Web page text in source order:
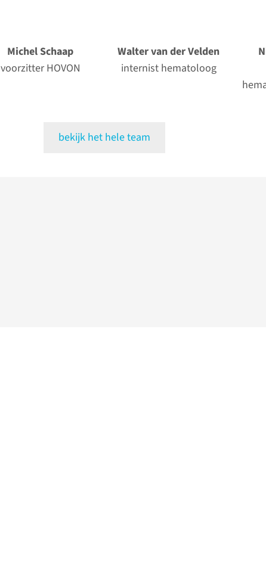
Michel Schaap
voorzitter HOVON
Walter van der Velden
internist hematoloog
bekijk het hele team